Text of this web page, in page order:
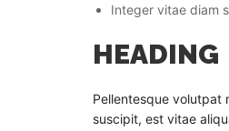
Integer vitae diam
HEADING
Pellentesque volutpat
suscipit, est vitae